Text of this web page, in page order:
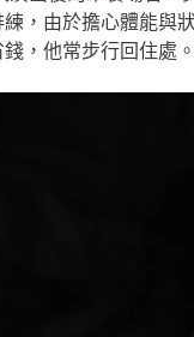
練，由於擔心體能與
，他常步行回住處